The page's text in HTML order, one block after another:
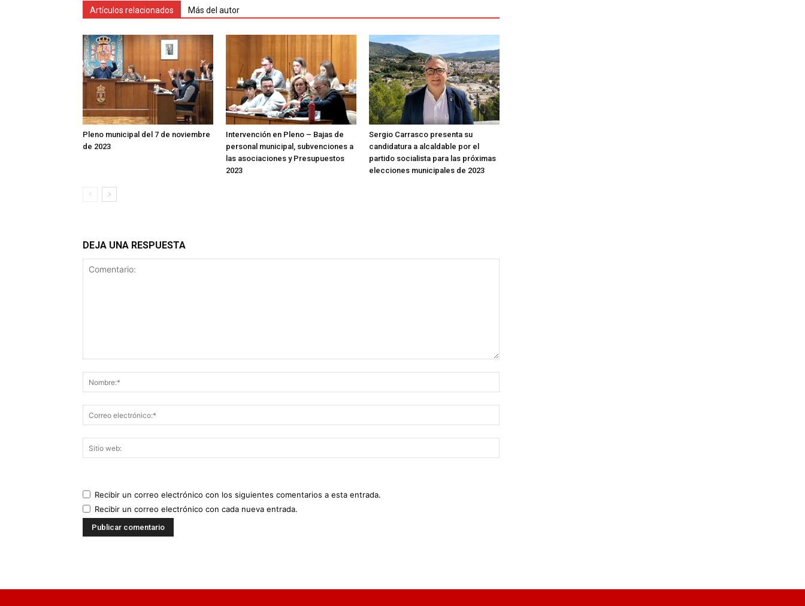
Artículos relacionados Más del autor
Pleno municipal del 7 de noviembre
de 2023
Intervención en Pleno – Bajas de
personal municipal, subvenciones a
las asociaciones y Presupuestos
2023
Sergio Carrasco presenta su
candidatura a alcaldable por el
partido socialista para las próximas
elecciones municipales de 2023
DEJA UNA RESPUESTA
Recibir un correo electrónico con los siguientes comentarios a esta entrada.
Recibir un correo electrónico con cada nueva entrada.